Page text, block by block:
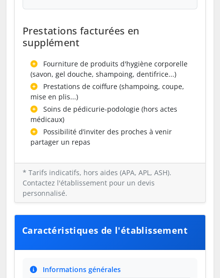
Prestations facturées en
supplément
Fourniture de produits d'hygiène corporelle
(savon, gel douche, shampoing, dentifrice...)
Prestations de coiffure (shampoing, coupe,
mise en plis...)
Soins de pédicurie-podologie (hors actes
médicaux)
Possibilité d’inviter des proches à venir
partager un repas
* Tarifs indicatifs, hors aides (APA, APL, ASH).
Contactez l'établissement pour un devis
personnalisé.
Caractéristiques de l'établissement
Informations générales